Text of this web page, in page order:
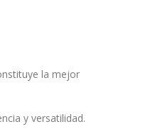
la mejor
y versatilidad.